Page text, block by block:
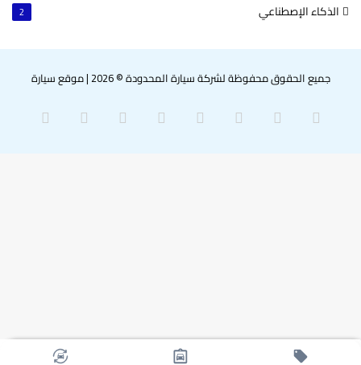
الذكاء الإصطناعي 2
جميع الحقوق محفوظة لشركة سيارة المحدودة © 2026 |موقع سيارة
فيسبوك بينتيريست لينكدإن ‫YouTube انستقرام سناب